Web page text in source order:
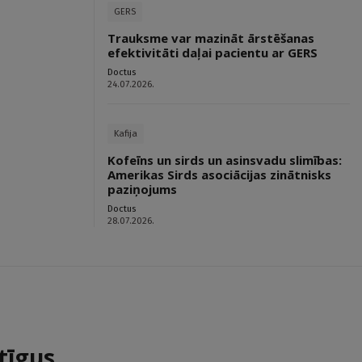
GERS
Trauksme var mazināt ārstēšanas
efektivitāti daļai pacientu ar GERS
Doctus
24.07.2026.
Kafija
Kofeīns un sirds un asinsvadu slimības:
Amerikas Sirds asociācijas zinātnisks
paziņojums
Doctus
28.07.2026.